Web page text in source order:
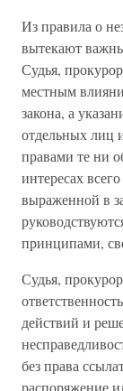
Из правила о
вытекают
Судья,
местным
закона, а
отдельных лиц
правами те ни
интересах
выраженной в
принципами,
Судья,
действий и
без права
распоряжение